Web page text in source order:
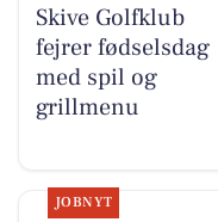
Skive Golfklub
fejrer fødselsdag
med spil og
grillmenu
JOBNYT